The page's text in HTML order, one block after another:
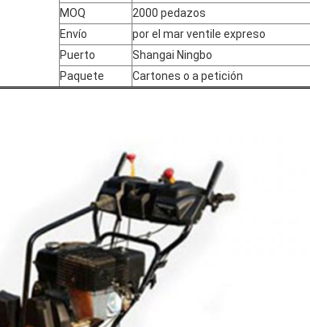
MOQ
2000 pedazos
Envío
por el mar ventile expreso
Puerto
Shangai Ningbo
Paquete
Cartones o a petición